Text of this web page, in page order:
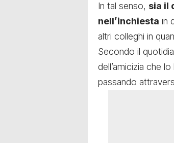
In tal senso, sia il
nell’inchiesta in
altri colleghi in
Secondo il
dell’amicizia che
passando